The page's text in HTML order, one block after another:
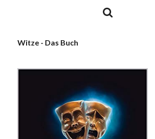
Witze - Das Buch